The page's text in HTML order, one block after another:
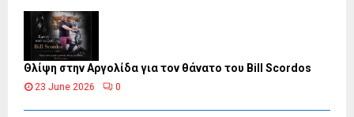
Θλίψη στην Αργολίδα για τον θάνατο του Bill Scordos
23 June 2026 0